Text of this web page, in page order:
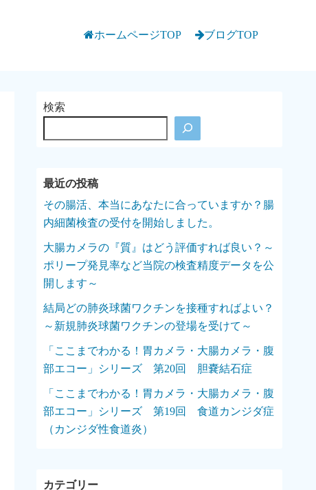
ホームページTOP ブログTOP
検索
その腸活、本当にあなたに合っていますか？腸
内細菌検査の受付を開始しました。
大腸カメラの『質』はどう評価すれば良い？～
ポリープ発見率など当院の検査精度データを公
開します～
結局どの肺炎球菌ワクチンを接種すればよい？
～新規肺炎球菌ワクチンの登場を受けて～
「ここまでわかる！胃カメラ・大腸カメラ・腹
部エコー」シリーズ 第20回 胆嚢結石症
「ここまでわかる！胃カメラ・大腸カメラ・腹
部エコー」シリーズ 第19回 食道カンジダ症
（カンジダ性食道炎）